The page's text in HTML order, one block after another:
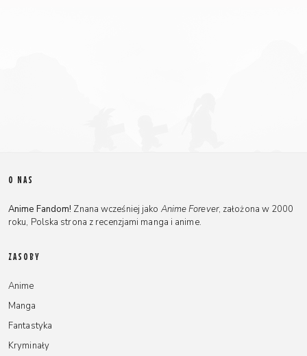
O NAS
Anime Fandom! Znana wcześniej jako Anime Forever, założona w 2000
roku, Polska strona z recenzjami manga i anime.
ZASOBY
Anime
Manga
Fantastyka
Kryminały